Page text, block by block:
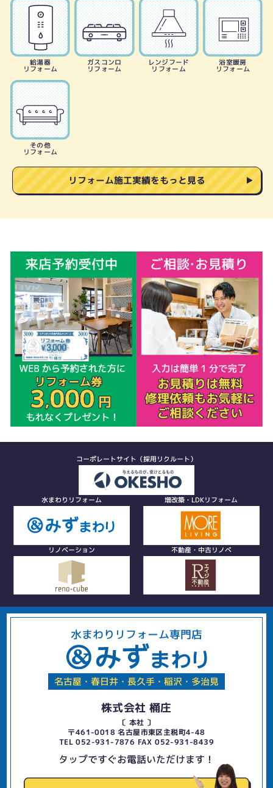
給湯器
リフォーム
ガスコンロ
リフォーム
レンジフード
リフォーム
浴室暖房
リフォーム
その他
リフォーム
リフォーム施工実績をもっと見る
コーポレートサイト（採用リクルート）
水まわりリフォーム 増改築・LDKリフォーム
リノベーション 不動産・中古リノベ
水まわりリフォーム専門店
名古屋・春日井・長久手・稲沢・多治見
株式会社 桶庄
〔 本社 〕
〒461-0018 名古屋市東区主税町4-48
TEL 052-931-7876 FAX 052-931-8439
タップですぐお電話いただけます！